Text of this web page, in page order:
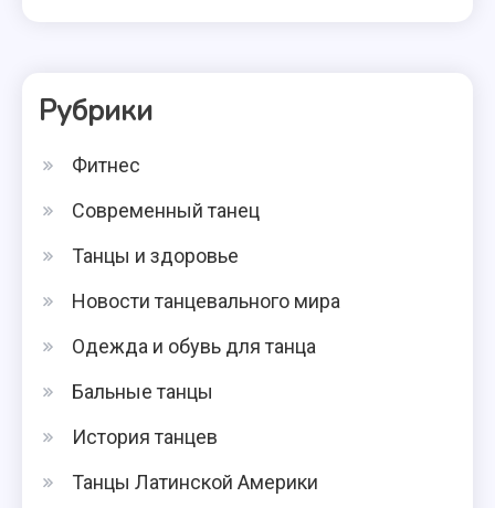
Рубрики
Фитнес
Современный танец
Танцы и здоровье
Новости танцевального мира
Одежда и обувь для танца
Бальные танцы
История танцев
Танцы Латинской Америки